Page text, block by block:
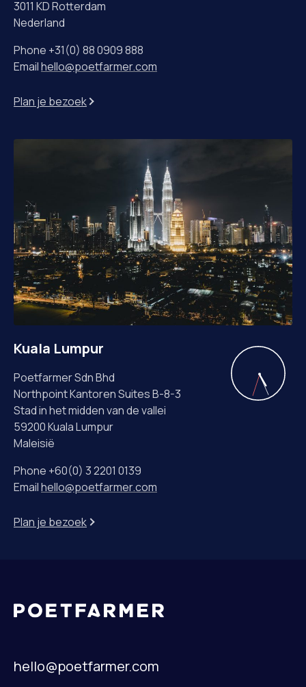
3011 KD Rotterdam
Nederland
Phone +31(0) 88 0909 888
Emailhello@poetfarmer.com
Plan je bezoek
Kuala Lumpur
Poetfarmer Sdn Bhd
Northpoint Kantoren Suites B-8-3
Stad in het midden van de vallei
59200 Kuala Lumpur
Maleisië
Phone +60(0) 3 2201 0139
Emailhello@poetfarmer.com
Plan je bezoek
hello@poetfarmer.com